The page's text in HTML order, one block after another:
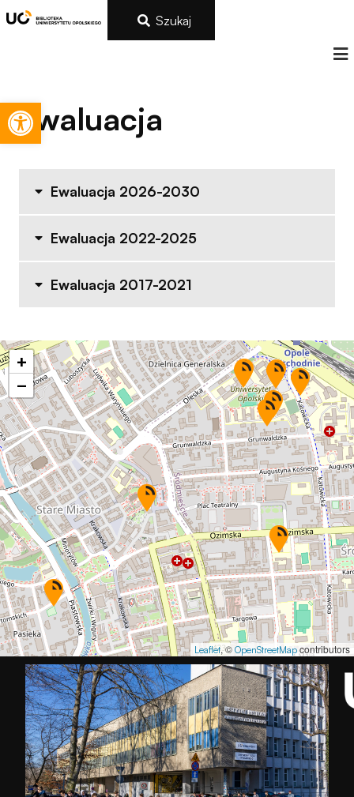
Otwórz pasek narzędzi
Szukaj
Ewaluacja
Ewaluacja 2026-2030
Ewaluacja 2022-2025
Ewaluacja 2017-2021
+
−
Leaflet, © OpenStreetMap contributors